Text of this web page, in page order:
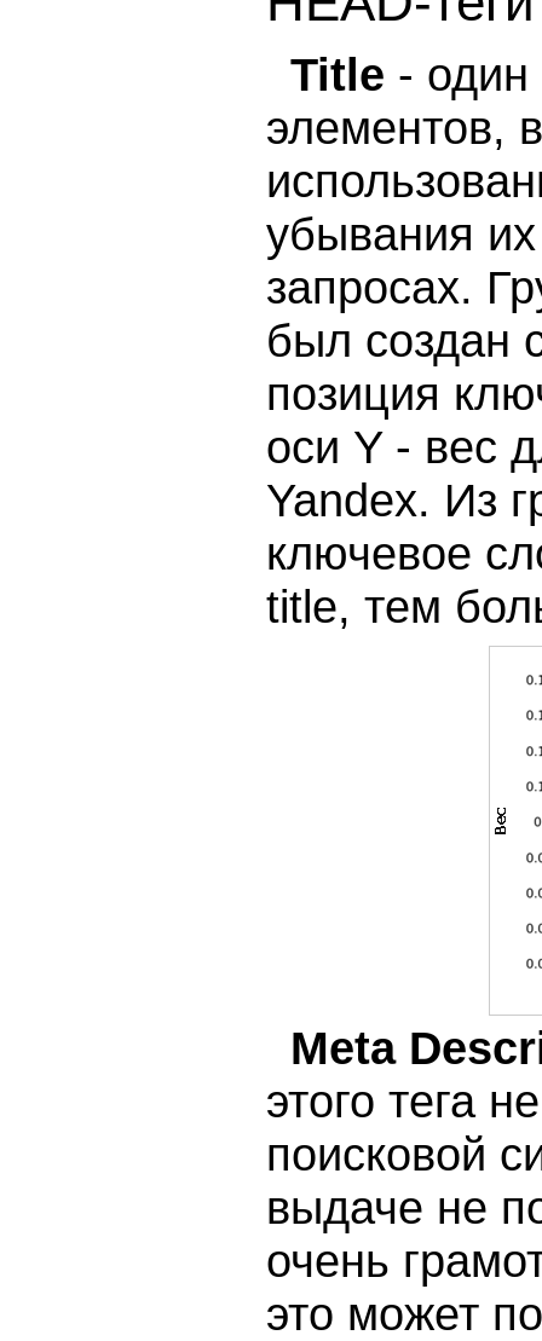
Title -
элементов,
убывания
запросах.
был создан
позиция
оси Y - вес
Yandex. Из
ключевое
title, тем
Meta
этого тега
поисковой
выдаче не
очень
это может